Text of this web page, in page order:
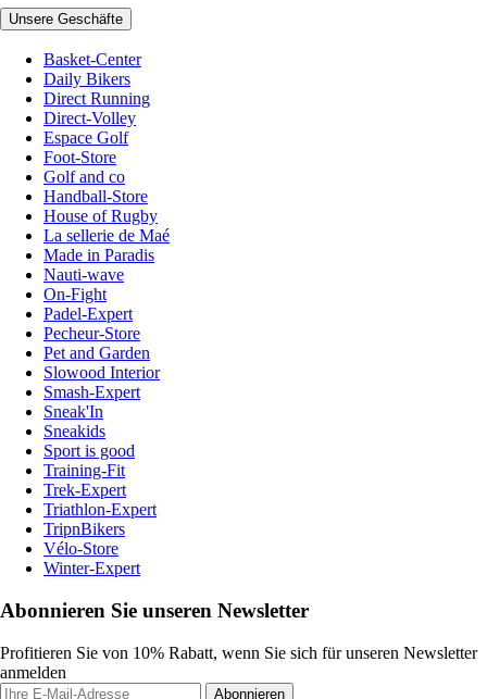
Unsere Geschäfte
Basket-Center
Daily Bikers
Direct Running
Direct-Volley
Espace Golf
Foot-Store
Golf and co
Handball-Store
House of Rugby
La sellerie de Maé
Made in Paradis
Nauti-wave
On-Fight
Padel-Expert
Pecheur-Store
Pet and Garden
Slowood Interior
Smash-Expert
Sneak'In
Sneakids
Sport is good
Training-Fit
Trek-Expert
Triathlon-Expert
TripnBikers
Vélo-Store
Winter-Expert
Abonnieren Sie unseren Newsletter
Profitieren Sie von 10% Rabatt, wenn Sie sich für unseren Newsletter
anmelden
Abonnieren